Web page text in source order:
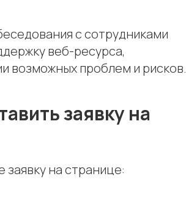
с сотрудниками
веб-ресурса,
возможных проблем и рисков.
заявку на
на странице: